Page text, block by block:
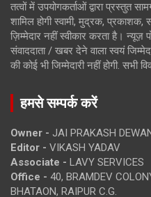
तत्वों में उपयोगकर्ताओं द्वारा प्रस्तुत
शामिल होगी स्वामी, मुद्रक,
ज़िम्मेदार नहीं स्वीकार करता है। न्यूज़
संवाददाता / खबर देने वाला स्वयं
की कोई भी जिम्मेदारी नहीं होगी. सभी
हमसे सम्पर्क करें
Owner - JAI PRAKASH
Editor - VIKASH YADAV
Associate - LAVY SERVICES
Office - 40, BRAMDEV
BHATAON, RAIPUR C.G.